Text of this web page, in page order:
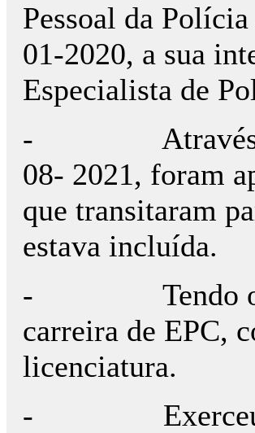
Pessoal da
01-2020, a sua
Especialista de
- Através do
08- 2021, foram
que transitaram
estava incluída.
- Tendo o
carreira de EPC,
licenciatura.
- Exerceu,